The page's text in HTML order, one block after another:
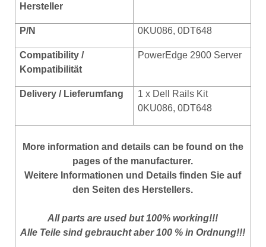
Hersteller
P/N 0KU086, 0DT648
Compatibility /
Kompatibilität
PowerEdge 2900 Server
Delivery / Lieferumfang
1 x Dell Rails Kit
0KU086, 0DT648
More information and details can be found on the
pages of the manufacturer.
Weitere Informationen und Details finden Sie auf
den Seiten des Herstellers.
All parts are used but 100% working!!!
Alle Teile sind gebraucht aber 100 % in Ordnung!!!